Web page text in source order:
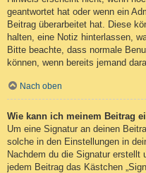
geantwortet hat oder wenn ein
Beitrag überarbeitet hat. Diese
halten, eine Notiz hinterlassen,
Bitte beachte, dass normale
können, wenn bereits jemand
Nach oben
Wie kann ich meinem Beitrag
Um eine Signatur an deinen
solche in den Einstellungen in
Nachdem du die Signatur
jedem Beitrag das Kästchen